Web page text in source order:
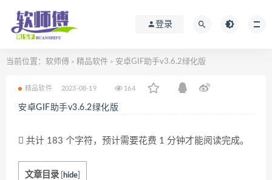
登录
当前位置： 软师傅 > 精品软件 > 安卓GIF助手v3.6.2绿化版
精品软件 2023-08-19 164
安卓GIF助手v3.6.2绿化版
共计 183 个字符，预计需要花费 1 分钟才能阅读完成。
文章目录 hide